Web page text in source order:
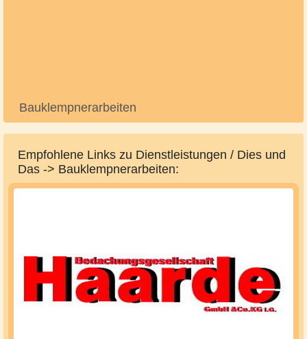
Bauklempnerarbeiten
Empfohlene Links zu Dienstleistungen / Dies und
Das -> Bauklempnerarbeiten: